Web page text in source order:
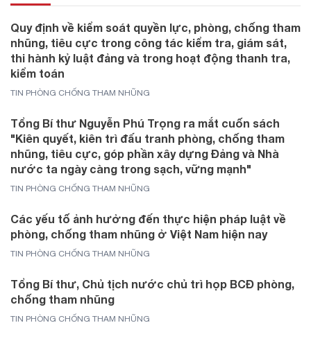
Quy định về kiểm soát quyền lực, phòng, chống tham
nhũng, tiêu cực trong công tác kiểm tra, giám sát,
thi hành kỷ luật đảng và trong hoạt động thanh tra,
kiểm toán
TIN PHÒNG CHỐNG THAM NHŨNG
Tổng Bí thư Nguyễn Phú Trọng ra mắt cuốn sách
"Kiên quyết, kiên trì đấu tranh phòng, chống tham
nhũng, tiêu cực, góp phần xây dựng Đảng và Nhà
nước ta ngày càng trong sạch, vững mạnh"
TIN PHÒNG CHỐNG THAM NHŨNG
Các yếu tố ảnh hưởng đến thực hiện pháp luật về
phòng, chống tham nhũng ở Việt Nam hiện nay
TIN PHÒNG CHỐNG THAM NHŨNG
Tổng Bí thư, Chủ tịch nước chủ trì họp BCĐ phòng,
chống tham nhũng
TIN PHÒNG CHỐNG THAM NHŨNG